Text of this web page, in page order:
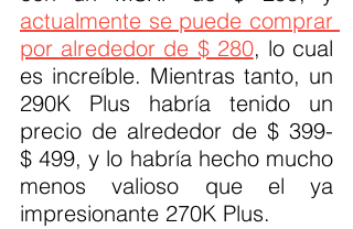
actualmente se puede comprar
por alrededor de $ 280, lo cual
es increíble. Mientras tanto, un
290K Plus habría tenido un
precio de alrededor de $ 399-
$ 499, y lo habría hecho mucho
menos valioso que el ya
impresionante 270K Plus.